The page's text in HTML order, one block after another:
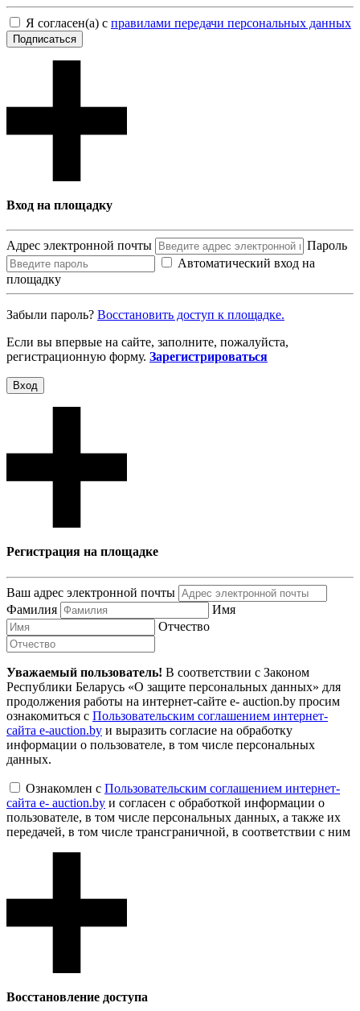
Я согласен(а) с правилами передачи персональных данных
Подписаться
Вход на площадку
Адрес электронной почты
Пароль
Автоматический вход на
площадку
Забыли пароль? Восcтановить доступ к площадке.
Если вы впервые на сайте, заполните, пожалуйста,
регистрационную форму. Зарегистрироваться
Вход
Регистрация на площадке
Ваш адрес электронной почты
Фамилия
Имя
Отчество
Уважаемый пользователь! В соответствии с Законом
Республики Беларусь «О защите персональных данных» для
продолжения работы на интернет-сайте e- auction.by просим
ознакомиться с Пользовательским соглашением интернет-
сайта e-auction.by и выразить согласие на обработку
информации о пользователе, в том числе персональных
данных.
Ознакомлен с Пользовательским соглашением интернет-
сайта e- auction.by и согласен с обработкой информации о
пользователе, в том числе персональных данных, а также их
передачей, в том числе трансграничной, в соответствии с ним
Восcтановление доступа